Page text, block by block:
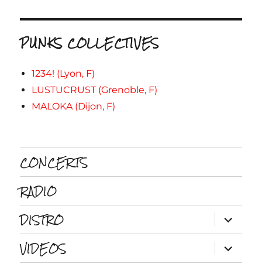
PUNKS COLLECTIVES
1234! (Lyon, F)
LUSTUCRUST (Grenoble, F)
MALOKA (Dijon, F)
CONCERTS
RADIO
DISTRO
ouvrir
le
sous-
menu
VIDEOS ouvrir
le